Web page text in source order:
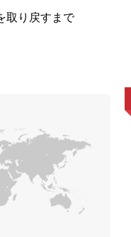
取り戻すまで